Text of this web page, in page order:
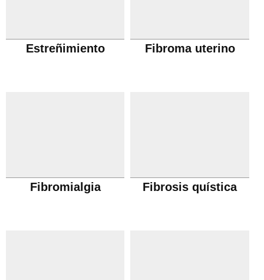
Estreñimiento Fibroma uterino
Fibromialgia Fibrosis quística